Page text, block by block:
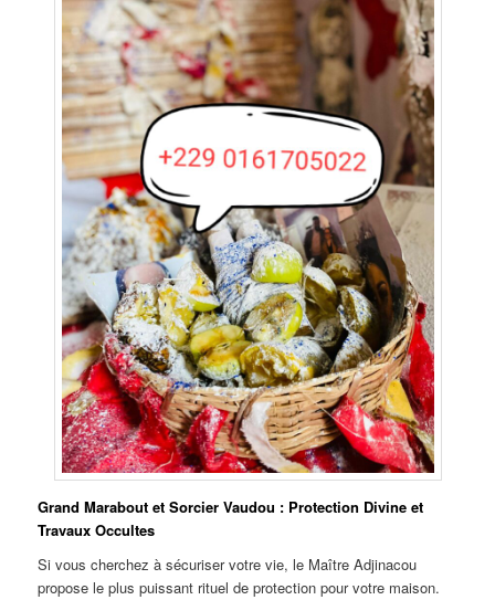
Grand Marabout et Sorcier Vaudou : Protection Divine et
Travaux Occultes
Si vous cherchez à sécuriser votre vie, le Maître Adjinacou
propose le plus puissant rituel de protection pour votre maison.